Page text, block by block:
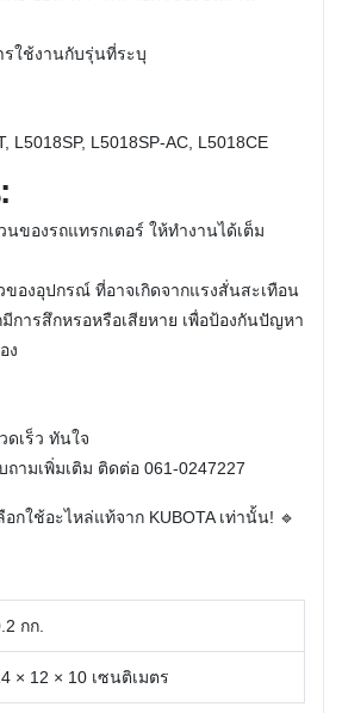
รใช้งานกับรุ่นที่ระบุ
L5018SP, L5018SP-AC, L5018CE
ของรถแทรกเตอร์ ให้ทำงานได้เต็ม
ของอุปกรณ์ ที่อาจเกิดจากแรงสั่นสะเทือน
การสึกหรอหรือเสียหาย เพื่อป้องกันปัญหา
ง
ดเร็ว ทันใจ
ามเพิ่มเติม ติดต่อ 061-0247227
กใช้อะไหล่แท้จาก KUBOTA เท่านั้น! 🔹
กก.
× 12 × 10 เซนติเมตร